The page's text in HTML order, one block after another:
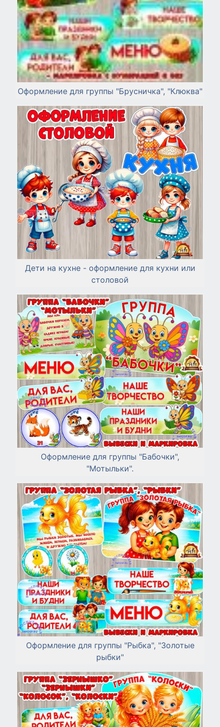
Оформление для группы "Брусничка", "Клюква"
Дети на кухне - оформление для кухни или
столовой
Оформление для группы "Бабочки",
"Мотыльки".
Оформление для группы "Рыбка", "Золотые
рыбки"